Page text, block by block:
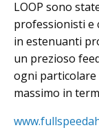
LOOP sono
professionisti e
in estenuanti
un prezioso
ogni
massimo in